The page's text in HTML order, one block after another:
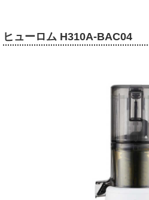
ヒューロム H310A-BAC04